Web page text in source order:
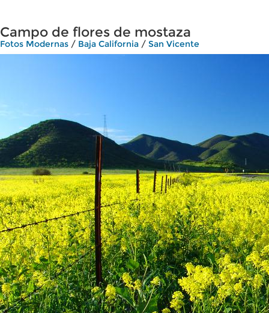
Campo de flores de mostaza
Fotos Modernas / Baja California / San Vicente